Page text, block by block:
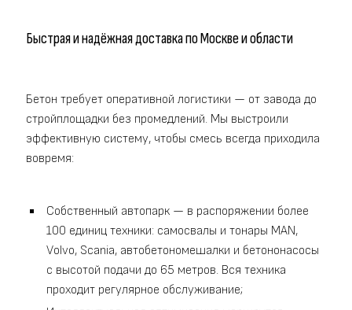
Быстрая и надёжная доставка по Москве и области
Бетон требует оперативной логистики — от завода до
стройплощадки без промедлений. Мы выстроили
эффективную систему, чтобы смесь всегда приходила
вовремя:
Собственный автопарк — в распоряжении более
100 единиц техники: самосвалы и тонары MAN,
Volvo, Scania, автобетономешалки и бетононасосы
с высотой подачи до 65 метров. Вся техника
проходит регулярное обслуживание;